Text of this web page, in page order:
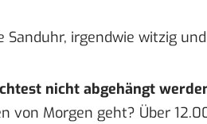
Sanduhr, irgendwie witzig
nicht abgehängt
von Morgen geht? Über